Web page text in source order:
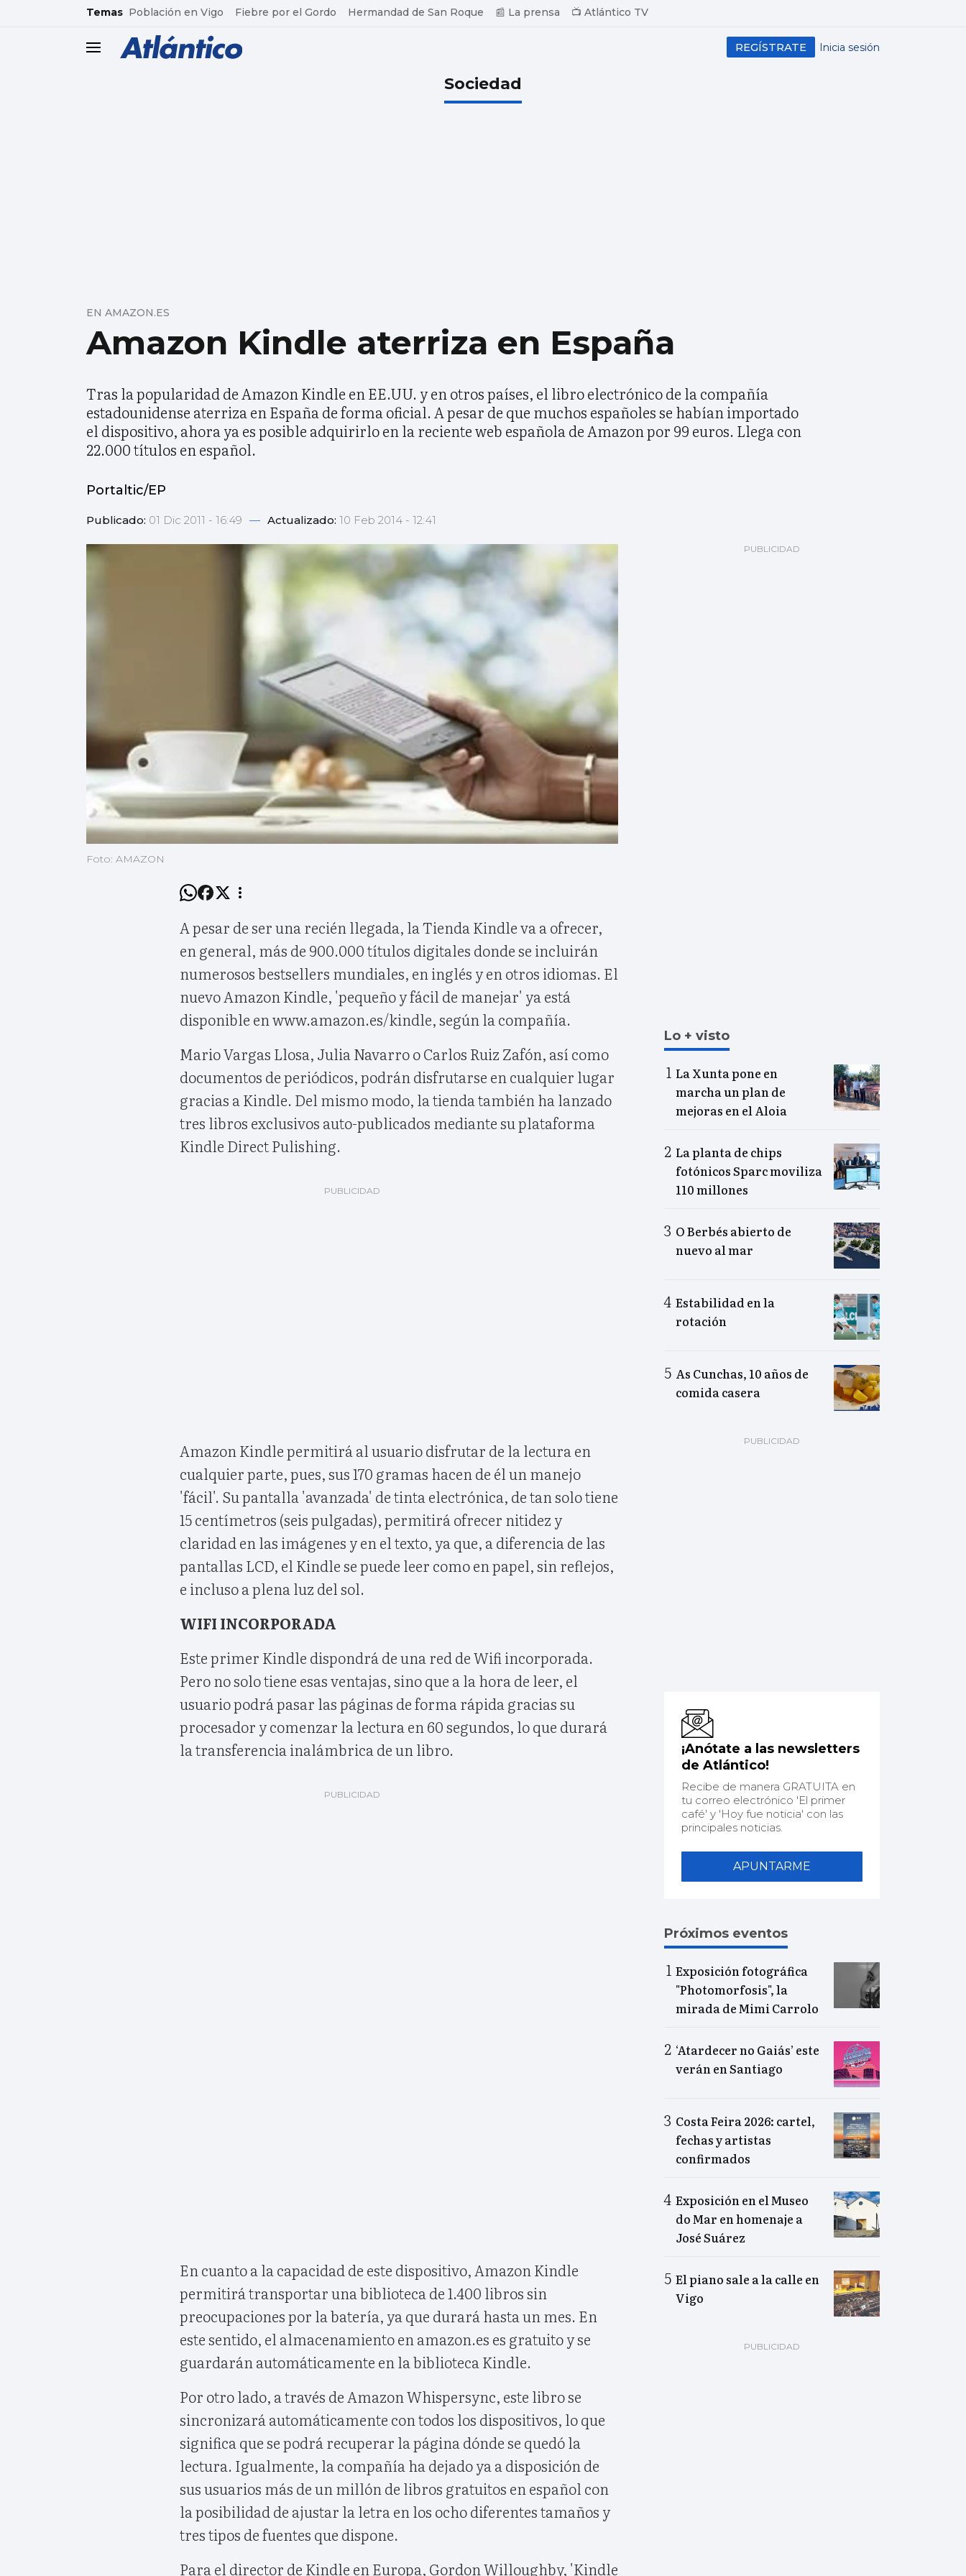
common.go-to-content
Temas Población en Vigo Fiebre por el Gordo Hermandad de San Roque 📰 La prensa 📺 Atlántico TV
header.menu.open Inicia sesión
REGÍSTRATE
Sociedad
Amazon Kindle aterriza en España
EN AMAZON.ES
Tras la popularidad de Amazon Kindle en EE.UU. y en otros países, el libro electrónico de la compañía
estadounidense aterriza en España de forma oficial. A pesar de que muchos españoles se habían importado
el dispositivo, ahora ya es posible adquirirlo en la reciente web española de Amazon por 99 euros. Llega con
22.000 títulos en español.
Portaltic/EP
Publicado: 01 Dic 2011 - 16:49 — Actualizado: 10 Feb 2014 - 12:41
Foto: AMAZON
A pesar de ser una recién llegada, la Tienda Kindle va a ofrecer,
en general, más de 900.000 títulos digitales donde se incluirán
numerosos bestsellers mundiales, en inglés y en otros idiomas. El
nuevo Amazon Kindle, 'pequeño y fácil de manejar' ya está
disponible en www.amazon.es/kindle, según la compañía.
Mario Vargas Llosa, Julia Navarro o Carlos Ruiz Zafón, así como
documentos de periódicos, podrán disfrutarse en cualquier lugar
gracias a Kindle. Del mismo modo, la tienda también ha lanzado
tres libros exclusivos auto-publicados mediante su plataforma
Kindle Direct Pulishing.
Amazon Kindle permitirá al usuario disfrutar de la lectura en
cualquier parte, pues, sus 170 gramas hacen de él un manejo
'fácil'. Su pantalla 'avanzada' de tinta electrónica, de tan solo tiene
15 centímetros (seis pulgadas), permitirá ofrecer nitidez y
claridad en las imágenes y en el texto, ya que, a diferencia de las
pantallas LCD, el Kindle se puede leer como en papel, sin reflejos,
e incluso a plena luz del sol.
WIFI INCORPORADA
Este primer Kindle dispondrá de una red de Wifi incorporada.
Pero no solo tiene esas ventajas, sino que a la hora de leer, el
usuario podrá pasar las páginas de forma rápida gracias su
procesador y comenzar la lectura en 60 segundos, lo que durará
la transferencia inalámbrica de un libro.
En cuanto a la capacidad de este dispositivo, Amazon Kindle
permitirá transportar una biblioteca de 1.400 libros sin
preocupaciones por la batería, ya que durará hasta un mes. En
este sentido, el almacenamiento en amazon.es es gratuito y se
guardarán automáticamente en la biblioteca Kindle.
Por otro lado, a través de Amazon Whispersync, este libro se
sincronizará automáticamente con todos los dispositivos, lo que
significa que se podrá recuperar la página dónde se quedó la
lectura. Igualmente, la compañía ha dejado ya a disposición de
sus usuarios más de un millón de libros gratuitos en español con
la posibilidad de ajustar la letra en los ocho diferentes tamaños y
tres tipos de fuentes que dispone.
Para el director de Kindle en Europa, Gordon Willoughby, 'Kindle
Lo + visto
La Xunta pone en
marcha un plan de
mejoras en el Aloia
La planta de chips
fotónicos Sparc moviliza
110 millones
O Berbés abierto de
nuevo al mar
Estabilidad en la
rotación
As Cunchas, 10 años de
comida casera
¡Anótate a las newsletters
de Atlántico!
Recibe de manera GRATUITA en
tu correo electrónico 'El primer
café' y 'Hoy fue noticia' con las
principales noticias.
APUNTARME
Próximos eventos
Exposición fotográfica
"Photomorfosis", la
mirada de Mimi Carrolo
‘Atardecer no Gaiás’ este
verán en Santiago
Costa Feira 2026: cartel,
fechas y artistas
confirmados
Exposición en el Museo
do Mar en homenaje a
José Suárez
El piano sale a la calle en
Vigo